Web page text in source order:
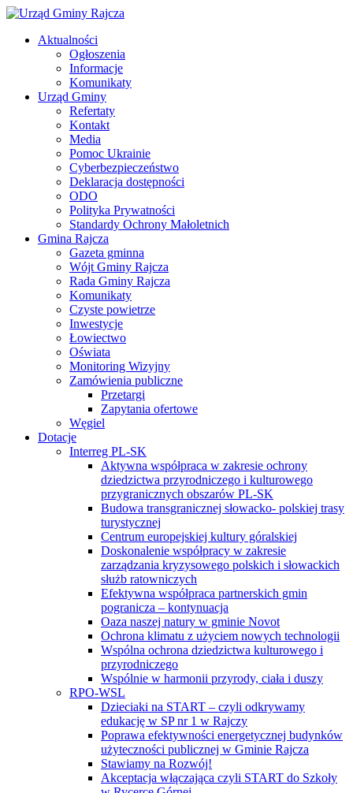
Aktualności
Ogłoszenia
Informacje
Komunikaty
Urząd Gminy
Refertaty
Kontakt
Media
Pomoc Ukrainie
Cyberbezpieczeństwo
Deklaracja dostępności
ODO
Polityka Prywatności
Standardy Ochrony Małoletnich
Gmina Rajcza
Gazeta gminna
Wójt Gminy Rajcza
Rada Gminy Rajcza
Komunikaty
Czyste powietrze
Inwestycje
Łowiectwo
Oświata
Monitoring Wizyjny
Zamówienia publiczne
Przetargi
Zapytania ofertowe
Węgiel
Dotacje
Interreg PL-SK
Aktywna współpraca w zakresie ochrony
dziedzictwa przyrodniczego i kulturowego
przygranicznych obszarów PL-SK
Budowa transgranicznej słowacko- polskiej trasy
turystycznej
Centrum europejskiej kultury góralskiej
Doskonalenie współpracy w zakresie
zarządzania kryzysowego polskich i słowackich
służb ratowniczych
Efektywna współpraca partnerskich gmin
pogranicza – kontynuacja
Oaza naszej natury w gminie Novot
Ochrona klimatu z użyciem nowych technologii
Wspólna ochrona dziedzictwa kulturowego i
przyrodniczego
Wspólnie w harmonii przyrody, ciała i duszy
RPO-WSL
Dzieciaki na START – czyli odkrywamy
edukację w SP nr 1 w Rajczy
Poprawa efektywności energetycznej budynków
użyteczności publicznej w Gminie Rajcza
Stawiamy na Rozwój!
Akceptacja włączająca czyli START do Szkoły